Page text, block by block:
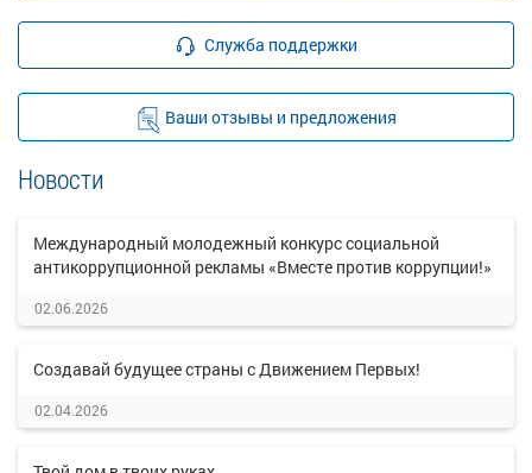
Служба поддержки
Ваши отзывы и предложения
Новости
Международный молодежный конкурс социальной
антикоррупционной рекламы «Вместе против коррупции!»
02.06.2026
Создавай будущее страны с Движением Первых!
02.04.2026